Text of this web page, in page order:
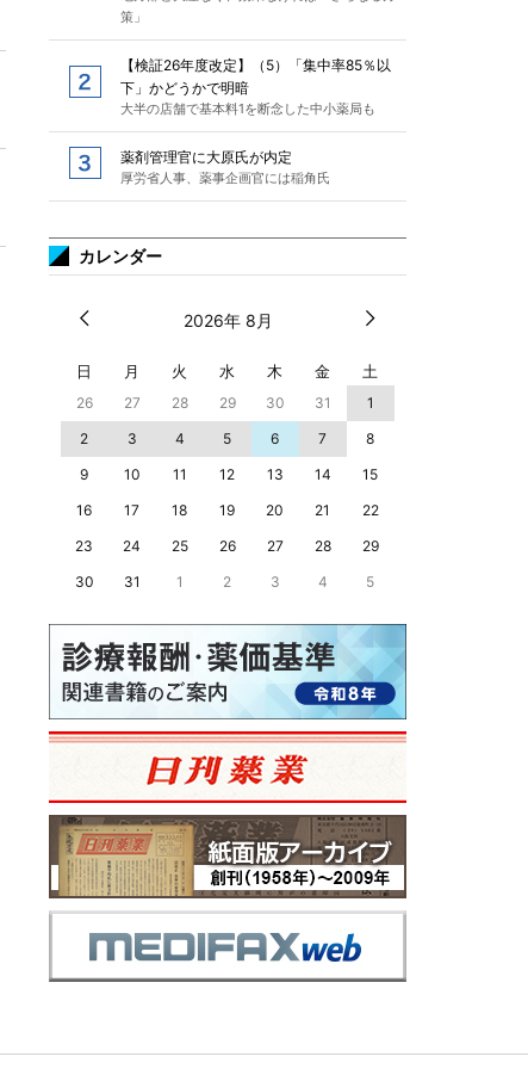
策」
【検証26年度改定】（5）「集中率85％以
下」かどうかで明暗
大半の店舗で基本料1を断念した中小薬局も
薬剤管理官に大原氏が内定
厚労省人事、薬事企画官には稲角氏
カレンダー
2026年 8月
日 月 火 水 木 金 土
26 27 28 29 30 31
1
2
3 4 5 6 7
8
9
10 11 12 13 14
15
16
17 18 19 20 21
22
23
24 25 26 27 28
29
30
31 1 2 3 4 5